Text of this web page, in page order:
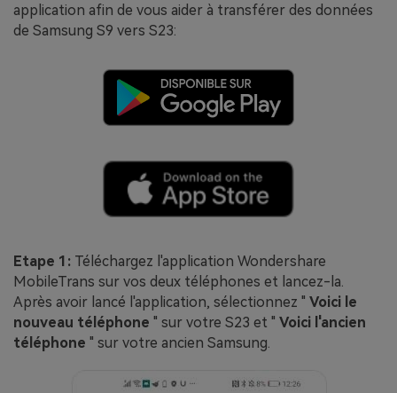
application afin de vous aider à transférer des données
de Samsung S9 vers S23:
Etape 1: Téléchargez l'application Wondershare
MobileTrans sur vos deux téléphones et lancez-la.
Après avoir lancé l'application, sélectionnez " Voici le
nouveau téléphone " sur votre S23 et " Voici l'ancien
téléphone " sur votre ancien Samsung.